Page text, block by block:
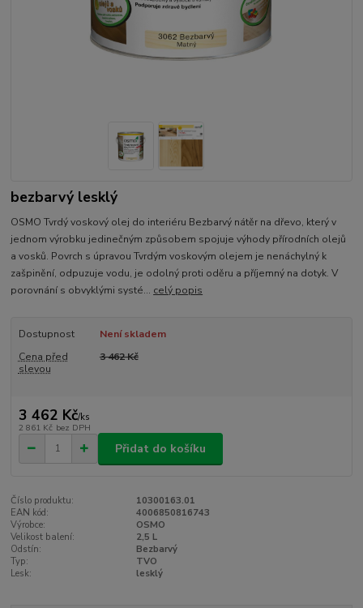
bezbarvý lesklý
OSMO Tvrdý voskový olej do interiéru Bezbarvý nátěr na dřevo, který v
jednom výrobku jedinečným způsobem spojuje výhody přírodních olejů
a vosků. Povrch s úpravou Tvrdým voskovým olejem je nenáchylný k
zašpinění, odpuzuje vodu, je odolný proti oděru a příjemný na dotyk. V
porovnání s obvyklými systé... celý popis
Dostupnost
Není skladem
Cena před
slevou
3 462 Kč
3 462 Kč/ks
2 861 Kč bez DPH
Přidat do košíku
Číslo produktu:
10300163.01
EAN kód:
4006850816743
Výrobce:
OSMO
Velikost balení:
2,5 L
Odstín:
Bezbarvý
Typ:
TVO
Lesk:
lesklý